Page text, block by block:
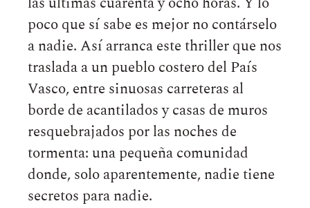
poco que sí sabe es mejor no contárselo
a nadie. Así arranca este thriller que nos
traslada a un pueblo costero del País
Vasco, entre sinuosas carreteras al
borde de acantilados y casas de muros
resquebrajados por las noches de
tormenta: una pequeña comunidad
donde, solo aparentemente, nadie tiene
secretos para nadie.